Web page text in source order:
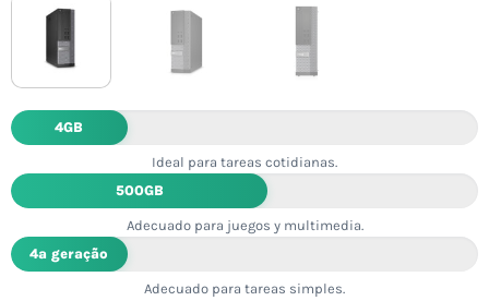
4GB
Ideal para tareas cotidianas.
500GB
Adecuado para juegos y multimedia.
4ª geração
Adecuado para tareas simples.